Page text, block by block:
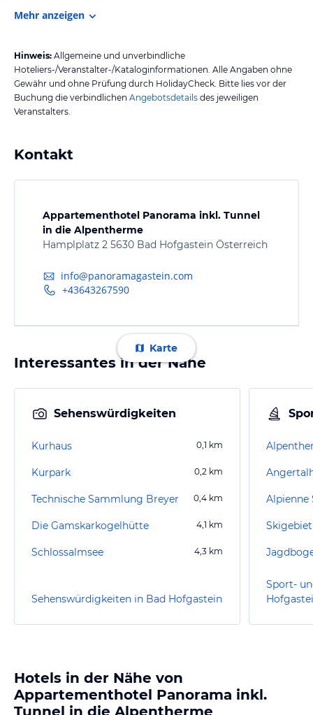
Mehr anzeigen
Hinweis: Allgemeine und unverbindliche
Hoteliers-/Veranstalter-/Kataloginformationen. Alle Angaben ohne
Gewähr und ohne Prüfung durch HolidayCheck. Bitte lies vor der
Buchung die verbindlichen Angebotsdetails des jeweiligen
Veranstalters.
Kontakt
Appartementhotel Panorama inkl. Tunnel
in die Alpentherme
Hamplplatz 2 5630 Bad Hofgastein Österreich
info@panoramagastein.com
+43643267590
Karte
Interessantes in der Nähe
Sehenswürdigkeiten
Kurhaus 0,1 km
Kurpark 0,2 km
Technische Sammlung Breyer 0,4 km
Die Gamskarkogelhütte 4,1 km
Schlossalmsee 4,3 km
Sehenswürdigkeiten in Bad Hofgastein
Alpienne
Sport-
Hotels in der Nähe von
Appartementhotel Panorama inkl.
Tunnel in die Alpentherme